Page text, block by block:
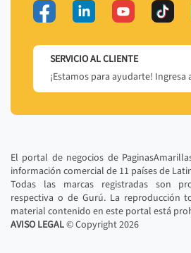
SERVICIO AL CLIENTE
¡Estamos para ayudarte! Ingresa
El portal de negocios de
información comercial de 11 países de
Todas las marcas registradas son
respectiva o de Gurú. La reproducción
material contenido en este portal está
AVISO LEGAL© Copyright2026